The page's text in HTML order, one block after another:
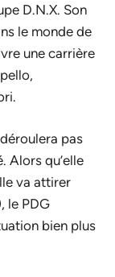
D.N.X. Son
le monde de
une carrière
pas
Alors qu’elle
va attirer
le PDG
bien plus